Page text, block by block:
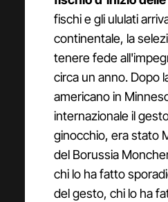
fischi e gli ululati
continentale, la
tenere fede
circa un anno. Dopo
americano in
internazionale il
ginocchio, era stato
del Borussia
chi lo ha fatto
del gesto, chi lo ha